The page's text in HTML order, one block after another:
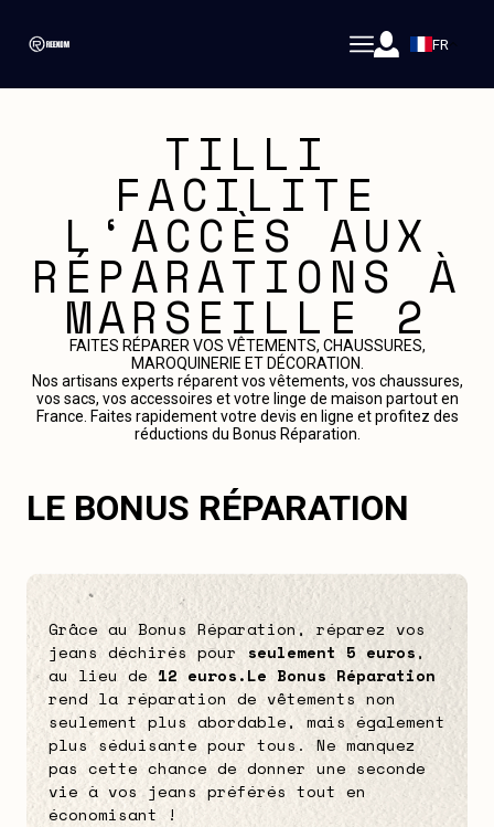
FR
TILLI
FACILITE
L‘ACCÈS AUX
RÉPARATIONS À
MARSEILLE 2
FAITES RÉPARER VOS VÊTEMENTS, CHAUSSURES,
MAROQUINERIE ET DÉCORATION.
Nos artisans experts réparent vos vêtements, vos chaussures,
vos sacs, vos accessoires et votre linge de maison partout en
France. Faites rapidement votre devis en ligne et profitez des
réductions du Bonus Réparation.
LE BONUS RÉPARATION
Grâce au Bonus Réparation, réparez vos
jeans déchirés pour seulement 5 euros,
au lieu de 12 euros.Le Bonus Réparation
rend la réparation de vêtements non
seulement plus abordable, mais également
plus séduisante pour tous. Ne manquez
pas cette chance de donner une seconde
vie à vos jeans préférés tout en
économisant !